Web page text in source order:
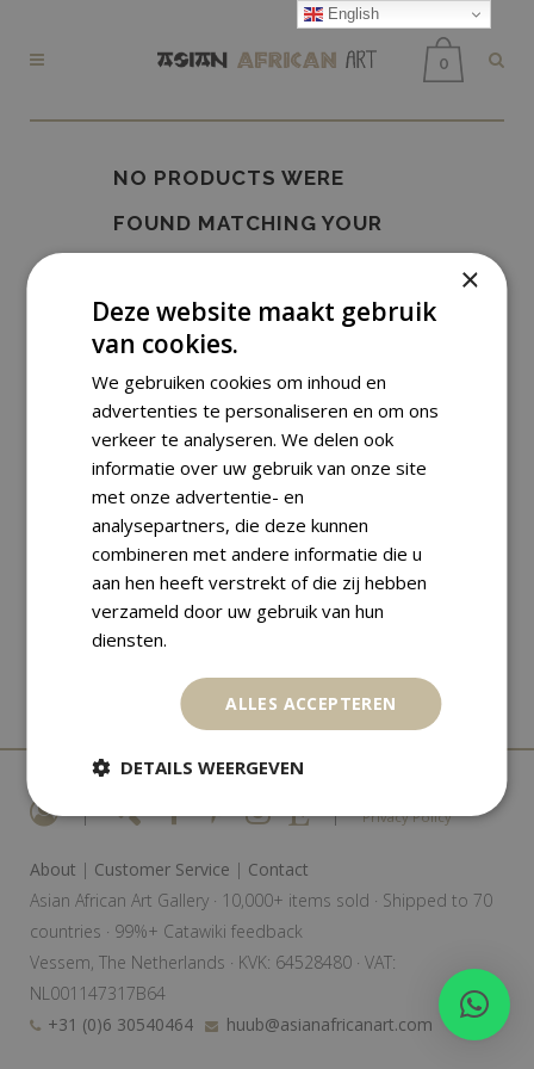
0
NO PRODUCTS WERE
FOUND MATCHING YOUR
| | Privacy Policy
About | Customer Service | Contact
Asian African Art Gallery · 10,000+ items sold · Shipped to 70
countries · 99%+ Catawiki feedback
Vessem, The Netherlands · KVK: 64528480 · VAT:
NL001147317B64
+31 (0)6 30540464
huub@asianafricanart.com
English
×
Deze website maakt gebruik
van cookies.
We gebruiken cookies om inhoud en
advertenties te personaliseren en om ons
verkeer te analyseren. We delen ook
informatie over uw gebruik van onze site
met onze advertentie- en
analysepartners, die deze kunnen
combineren met andere informatie die u
aan hen heeft verstrekt of die zij hebben
verzameld door uw gebruik van hun
diensten.
ALLES ACCEPTEREN
DETAILS WEERGEVEN